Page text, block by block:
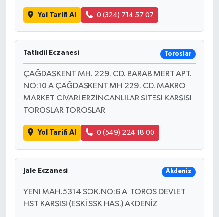
Yol Tarifi Al 0 (324) 714 57 07
Tatlıdil Eczanesi Toroslar
ÇAĞDAŞKENT MH. 229. CD. BARAB MERT APT.
NO:10 A ÇAĞDAŞKENT MH 229. CD. MAKRO
MARKET CİVARI ERZİNCANLILAR SİTESİ KARŞISI
TOROSLAR TOROSLAR
Yol Tarifi Al 0 (549) 224 18 00
Jale Eczanesi Akdeniz
YENI MAH.5314 SOK.NO:6 A TOROS DEVLET
HST KARŞISI (ESKİ SSK HAS.) AKDENİZ